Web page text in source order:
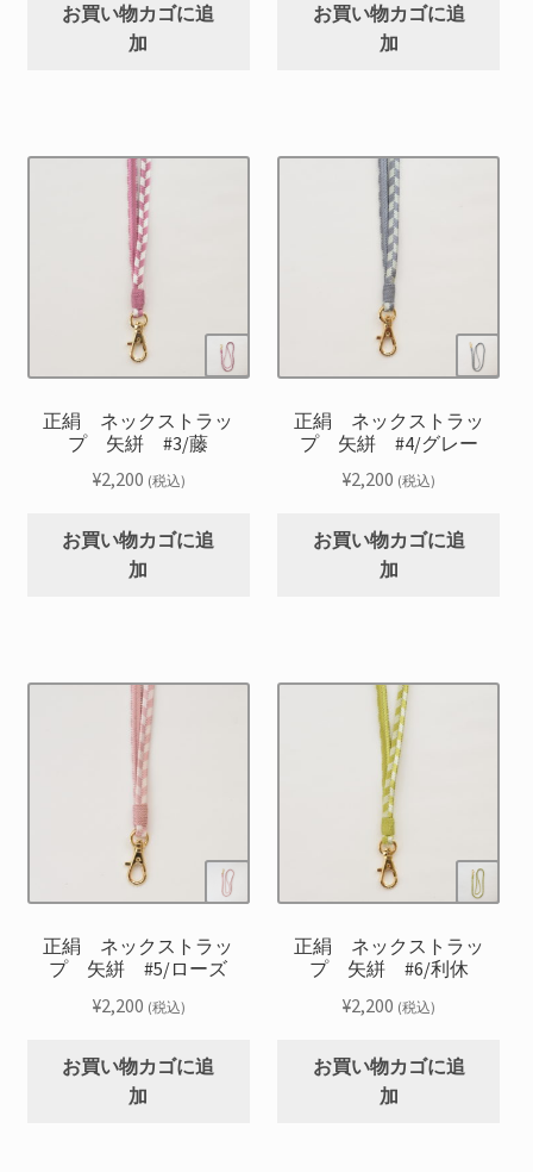
お買い物カゴに追
加
お買い物カゴに追
加
正絹 ネックストラッ
プ 矢絣 #3/藤
¥2,200 (税込)
お買い物カゴに追
加
正絹 ネックストラッ
プ 矢絣 #4/グレー
¥2,200 (税込)
お買い物カゴに追
加
正絹 ネックストラッ
プ 矢絣 #5/ローズ
¥2,200 (税込)
お買い物カゴに追
加
正絹 ネックストラッ
プ 矢絣 #6/利休
¥2,200 (税込)
お買い物カゴに追
加